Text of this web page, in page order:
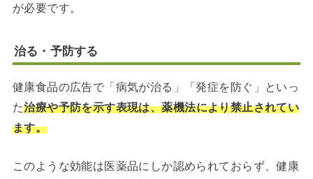
が必要です。
治る・予防する
健康食品の広告で「病気が治る」「発症を防ぐ」といっ
た治療や予防を示す表現は、薬機法により禁止されてい
ます。
このような効能は医薬品にしか認められておらず、健康